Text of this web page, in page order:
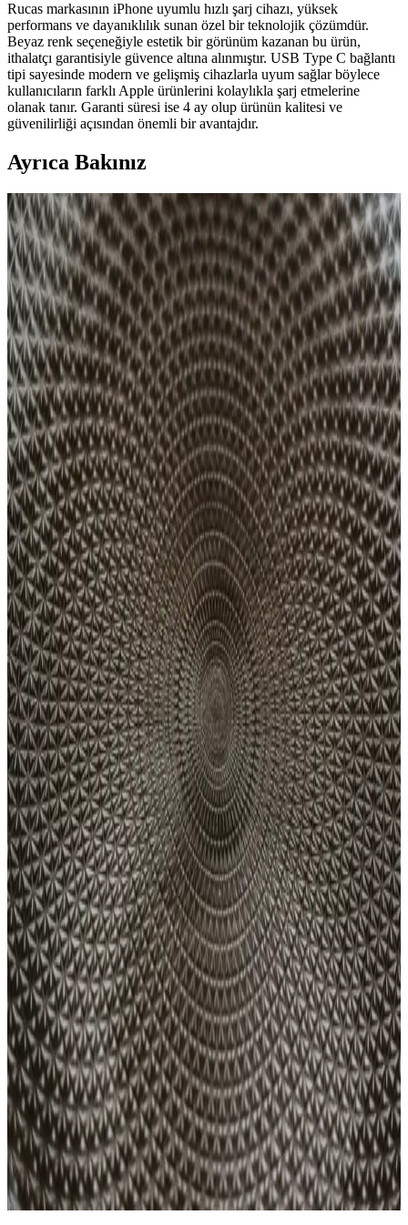
Rucas markasının iPhone uyumlu hızlı şarj cihazı, yüksek
performans ve dayanıklılık sunan özel bir teknolojik çözümdür.
Beyaz renk seçeneğiyle estetik bir görünüm kazanan bu ürün,
ithalatçı garantisiyle güvence altına alınmıştır. USB Type C bağlantı
tipi sayesinde modern ve gelişmiş cihazlarla uyum sağlar böylece
kullanıcıların farklı Apple ürünlerini kolaylıkla şarj etmelerine
olanak tanır. Garanti süresi ise 4 ay olup ürünün kalitesi ve
güvenilirliği açısından önemli bir avantajdır.
Ayrıca Bakınız
Toshiba 19V 3.95A Notebook Adaptörü: Teknik
Özellikler ve Kullanım Analizi
Toshiba 19V 3.95A notebook adaptörü, yüksek performans ve geniş
uyumluluk sağlayan güvenilir bir güç kaynağıdır. Farklı modellerle
uyumlu, stabil enerji ve uzun ömür sunar.
MacBook Neo Şarj Performansı ve Uyumlu Apple
Şarj Cihazları İncelemesi
MacBook Neo, maksimum 30W şarj gücüne sahip olup kutudan
20W şarj cihazı ile çıkmaktadır. 35W ve üzeri şarj cihazları cihazın
tam kapasitesinde hızlı şarj sağlar ve USB Power Delivery desteği
geniş uyumluluk sunar.
iPhone 13 Pro Batarya Kapasitesi ve Kullanım
İpuçları Hakkında Detaylı Bilgi
iPhone 13 Pro'nun yaklaşık 3000-3500 mAh batarya kapasitesi ve
enerji tasarrufu önerileriyle ilgili detaylar, günlük kullanım ve
batarya ömrünü uzatma ipuçları içerir.
Telefonun Şarj Olmama Sorunu ve Çözüm Yolları:
Temel Nedenler ve Uzman Tavsiyeleri
Telefon şarj olmama sorununu çözmek için temel nedenleri ve pratik
çözümleri öğrenin. Temizlik, kablo kontrolü ve uzman yardımıyla
cihazınızı yeniden kullanıma hazır hale getirin.
Redmi Note 11 Pro 67W Hızlı Şarj Teknolojisi ile
Günlük Kullanımda Verimlilik Artışı
Redmi Note 11 Pro'nun 67W şarj teknolojisi, hızlı ve güvenli şarj
imkanı sunarak kullanım süresini kısaltır ve pil ömrünü korur. Yoğun
günlerde pratik çözümler sağlar.
Çoklu Şarj İstasyonları ile Günlük Cihaz Şarjını
Kolaylaştırma Yöntemleri
Günümüzde çoklu şarj istasyonları, birden fazla cihazı aynı anda ve
güvenli şekilde şarj etmenize olanak tanır. Taşınabilir ve güvenlik
özellikleriyle hayatınızı kolaylaştırır.
Apple Şarj Adaptörleri: Güncel Teknolojiler ve
Güvenlik Standartlarıyla Uyum
Apple'ın çeşitli cihazlar için tasarladığı adaptörler, yüksek
performans ve güvenlik sağlar. Uygun adaptör seçimi, cihaz ömrünü
uzatır ve güvenli kullanım sunar.
iPhone 12'nin Şarj Süresi ve Performansı Hakkında
Detaylı Bilgi
iPhone 12'nin şarj süresi yaklaşık 1.5-2 saat arasında değişir. Hızlı
şarj desteği ve kablosuz şarj özellikleri, kullanım alışkanlıklarına
göre farklılık gösterir. Batarya sağlığı önemli bir faktördür.